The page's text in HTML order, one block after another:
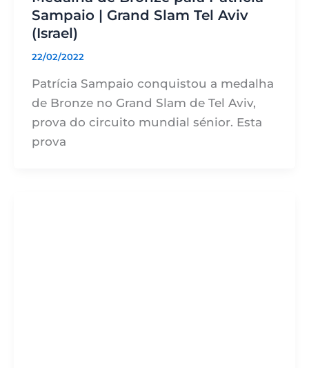
Sampaio | Grand Slam Tel Aviv
(Israel)
22/02/2022
Patrícia Sampaio conquistou a medalha
de Bronze no Grand Slam de Tel Aviv,
prova do circuito mundial sénior. Esta
prova